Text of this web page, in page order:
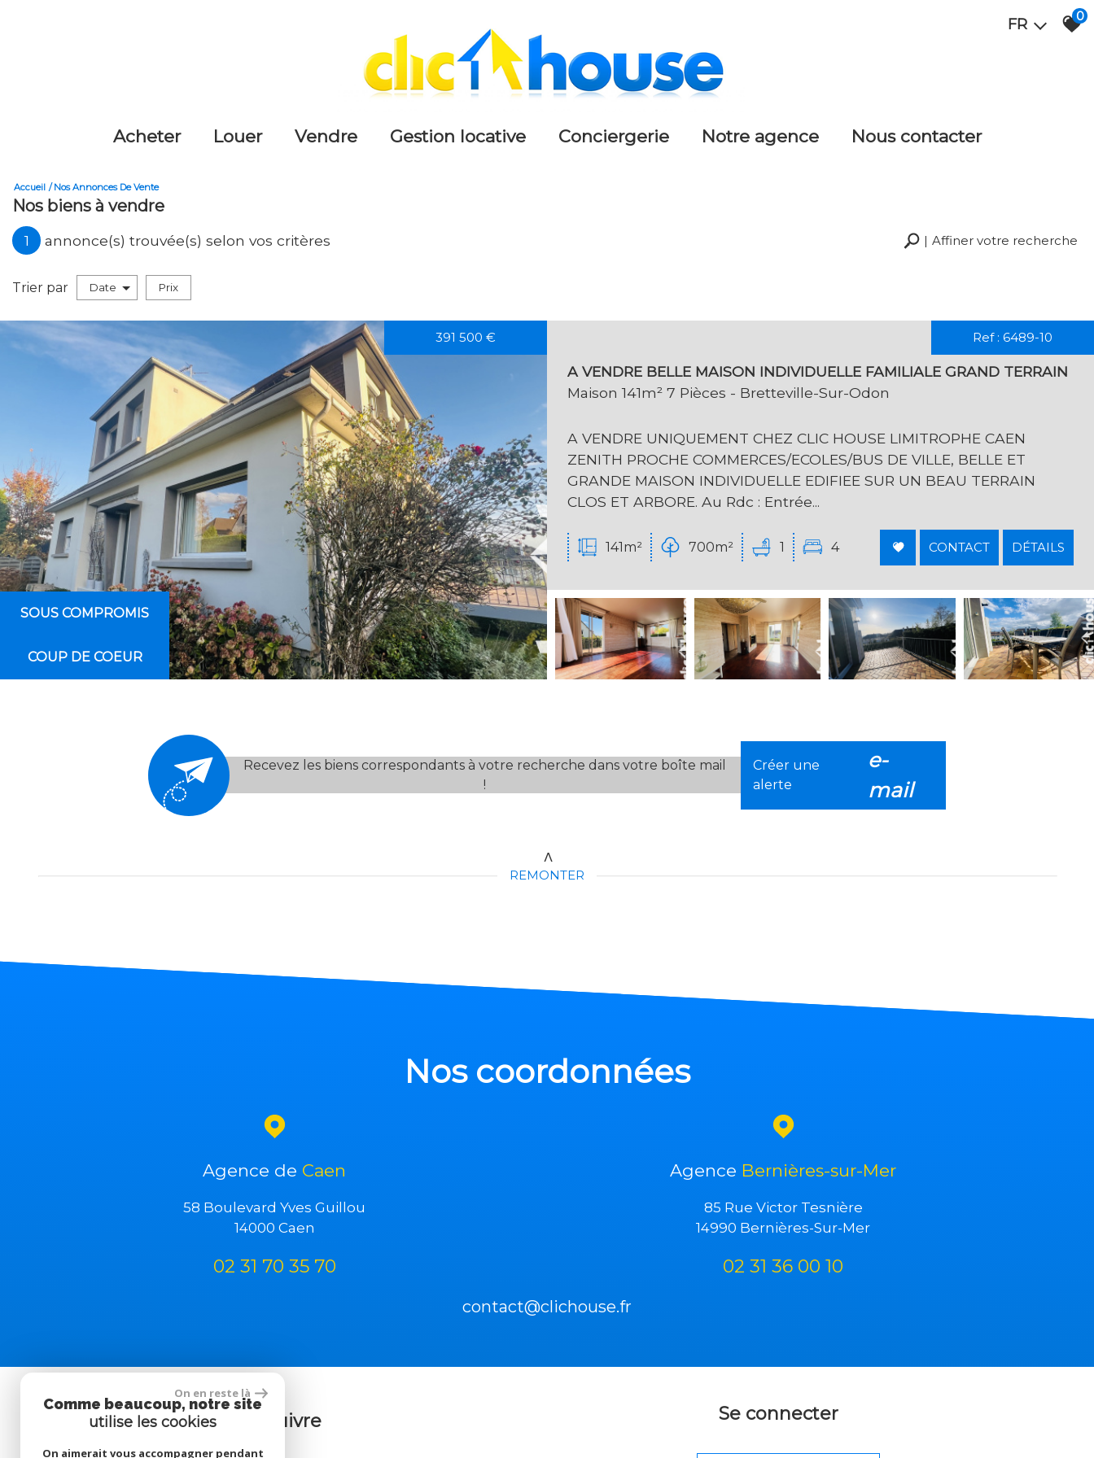
FR 0
acheter louer vendre gestion locative conciergerie notre agence nous contacter
Accueil Nos Annonces De Vente
Nos biens à vendre
1 annonce(s) trouvée(s) selon vos critères Affiner votre recherche
Vente
5KM
Critères supplémentaires
Piscine Parking Terrasse
+ de critères +
Trier par Date Prix
SOUS COMPROMIS
COUP DE COEUR
391 500 € Ref : 6489-10
A VENDRE BELLE MAISON INDIVIDUELLE FAMILIALE GRAND TERRAIN
Maison 141m² 7 Pièces - Bretteville-Sur-Odon
A VENDRE UNIQUEMENT CHEZ CLIC HOUSE LIMITROPHE CAEN
ZENITH PROCHE COMMERCES/ECOLES/BUS DE VILLE, BELLE ET
GRANDE MAISON INDIVIDUELLE EDIFIEE SUR UN BEAU TERRAIN
CLOS ET ARBORE. Au Rdc : Entrée...
141m² 700m² 1 4 CONTACT DÉTAILS
Recevez les biens correspondants à votre recherche dans votre boîte mail
!
Créer une
alerte
e-
mail
REMONTER
Nos coordonnées
Agence de Caen
58 Boulevard Yves Guillou
14000 Caen
02 31 70 35 70
Agence Bernières-sur-Mer
85 Rue Victor Tesnière
14990 Bernières-Sur-Mer
02 31 36 00 10
contact@clichouse.fr
Nous suivre Se connecter
On en reste là
Comme beaucoup, notre site
utilise les cookies
On aimerait vous accompagner pendant